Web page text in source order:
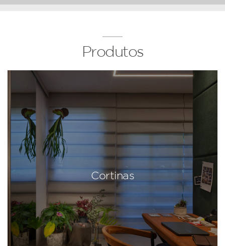
Produtos
Cortinas